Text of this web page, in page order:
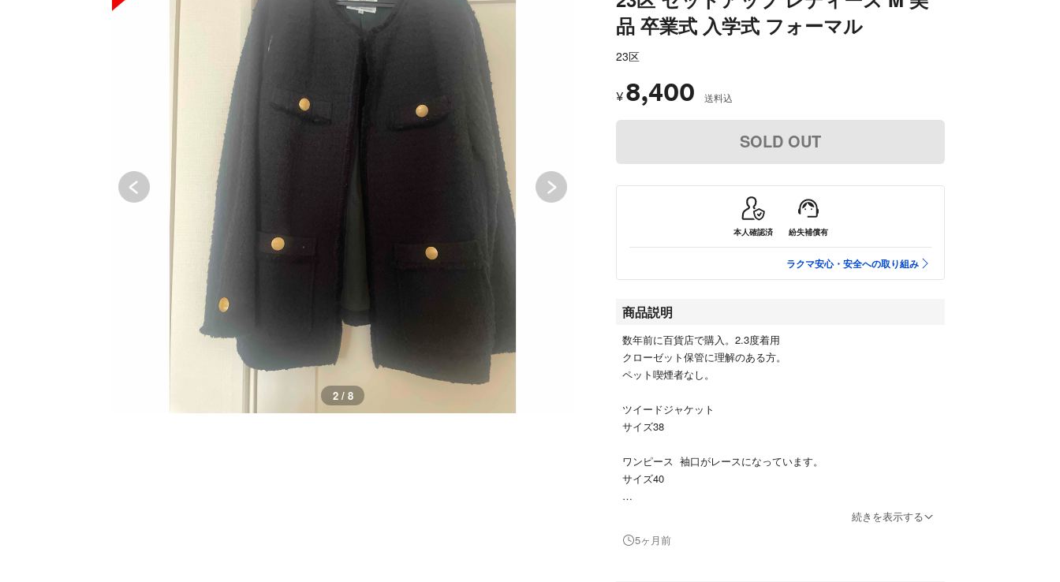
3 / 8
品 卒業式 入学式 フォーマル
23区
¥ 8,400 送料込
SOLD OUT
本人確認済 紛失補償有
ラクマ安心・安全への取り組み
商品説明
数年前に百貨店で購入。2.3度着用
クローゼット保管に理解のある方。
ペット喫煙者なし。
ツイードジャケット
サイズ38
ワンピース 袖口がレースになっています。
サイズ40
中はワンピースなので、お腹周り気になる方も。156センチの私は膝
続きを表示する
5ヶ月前